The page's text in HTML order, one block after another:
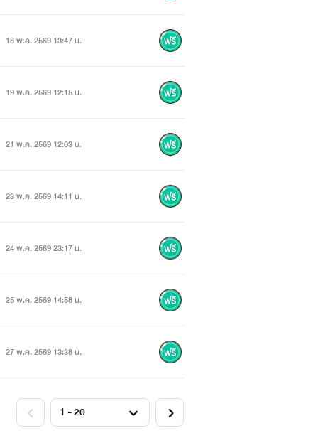
18 พ.ค. 2569 13:47 น.
19 พ.ค. 2569 12:15 น.
21 พ.ค. 2569 12:03 น.
23 พ.ค. 2569 14:11 น.
24 พ.ค. 2569 23:17 น.
25 พ.ค. 2569 14:58 น.
27 พ.ค. 2569 13:38 น.